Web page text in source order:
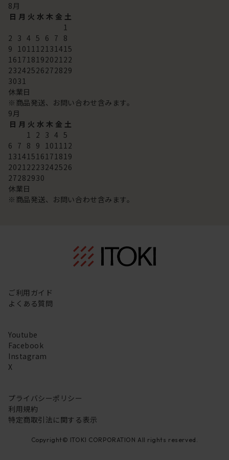
8月
日 月 火 水 木 金 土
1
2 3 4 5 6 7 8
9 101112131415
16171819202122
23242526272829
3031
休業日
※商品発送、お問い合わせ含みます。
9月
日 月 火 水 木 金 土
1 2 3 4 5
6 7 8 9 101112
13141516171819
20212223242526
27282930
休業日
※商品発送、お問い合わせ含みます。
ご利用ガイド
よくある質問
Youtube
Facebook
Instagram
X
プライバシーポリシー
利用規約
特定商取引法に関する表示
Copyright© ITOKI CORPORATION All rights reserved.